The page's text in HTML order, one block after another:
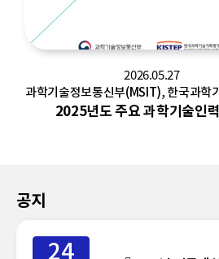
2026.05.27
과학기술정보통신부(MSIT), 한국과학
원(KISTEP)
2025년도 주요 과학기술인
공지
24